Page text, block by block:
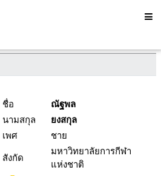
ชื่อ
ณัฐพล
นามสกุล
ยงสกุล
เพศ
ชาย
สังกัด
มหาวิทยาลัยการกีฬา
แห่งชาติ